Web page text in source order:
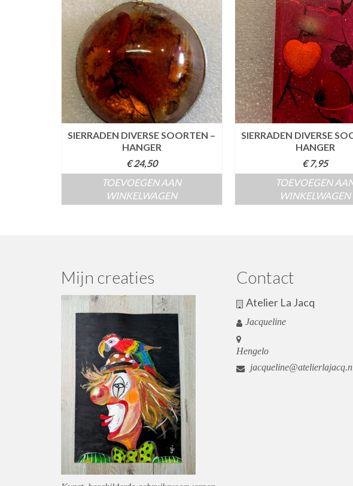
SIERRADEN DIVERSE SOORTEN –
HANGER
€24,50
TOEVOEGEN AAN
WINKELWAGEN
SIERRADEN DIVERSE
HANGER
€7,95
TOEVOEGEN
WINKELWAGEN
Mijn creaties Contact
Atelier La Jacq
Jacqueline
Hengelo